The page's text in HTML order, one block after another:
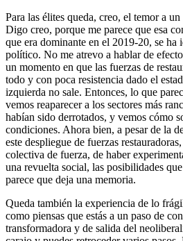
Para las élites queda, creo, el temor a
Digo creo, porque me parece que esa
que era dominante en el 2019-20, se
político. No me atrevo a hablar de
un momento en que las fuerzas de
todo y con poca resistencia dado el
izquierda no sale. Entonces, lo que
vemos reaparecer a los sectores más
habían sido derrotados, y vemos cómo
condiciones. Ahora bien, a pesar de la
este despliegue de fuerzas
colectiva de fuerza, de haber
una revuelta social, las posibilidades
parece que deja una memoria.
Queda también la experiencia de lo
como piensas que estás a un paso de
transformadora y de salida del